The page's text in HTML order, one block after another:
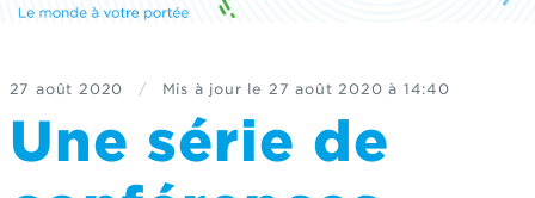
27 août 2020 / Mis à jour le 27 août 2020 à 14:40
Une série de